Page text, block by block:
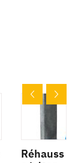
Réhauss